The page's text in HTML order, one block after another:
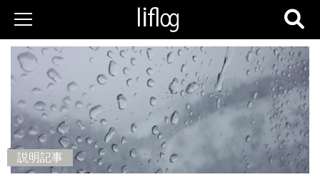
説明記事